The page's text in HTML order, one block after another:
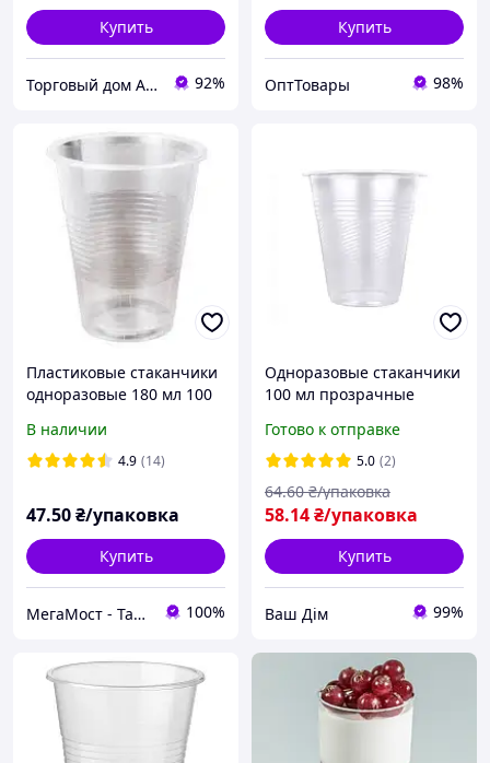
Купить
Торговый дом ARMADA PACK 92%
Купить
ОптТовары 98%
Пластиковые стаканчики
одноразовые 180 мл 100
В наличии
4.9 (14)
47.50₴/упаковка
Купить
МегаМост - Тара и Упаковка 100%
Одноразовые стаканчики
100 мл прозрачные
Готово к отправке
5.0 (2)
58.14₴/упаковка
64.60 ₴/упаковка
Купить
Ваш Дім 99%